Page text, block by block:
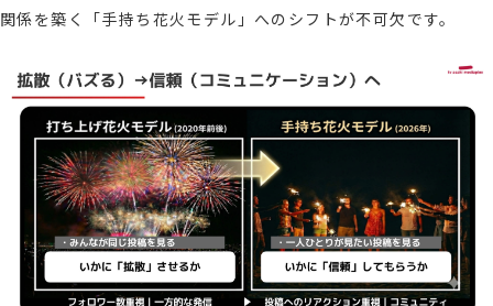
関係を築く「手持ち花火モデル」へのシフトが不可欠です。